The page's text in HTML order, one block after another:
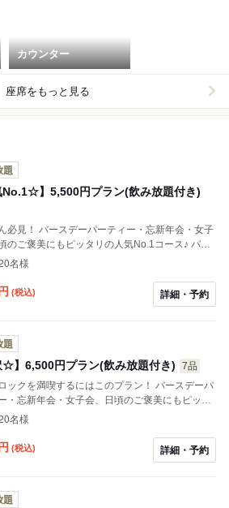
カウンター
座席をもっと見る
題
No.1☆】5,500円プラン(飲み放題付き)
ーティー・忘新年会・女子
のご褒美にもピッタリの人気No.1コース♪ パー
けの特別メニューシュリンプタコスなスペシャ
ください！ ★ビール付き飲み放題は
名様
円 (税込) 詳細・予約
題
☆】6,500円プラン(飲み放題付き)
7品
クを満喫するにはこのプラン！ バースデーパ
・忘新年会・女子会、日頃のご褒美にもピッタ
ドロックカフェを堪能できる贅沢コース♪ 内容
放題+500円(120分制/ 90
名様
円 (税込) 詳細・予約
題